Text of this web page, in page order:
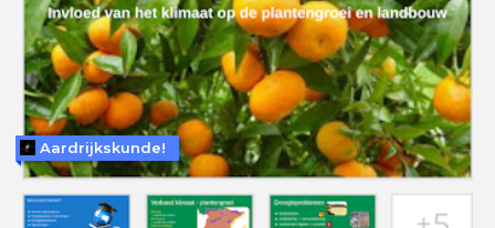
Aardrijkskunde!